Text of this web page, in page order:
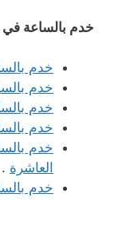
خدم بالساعة
خدم
خدم
خدم
خدم
خدم
العاشرة .
خدم